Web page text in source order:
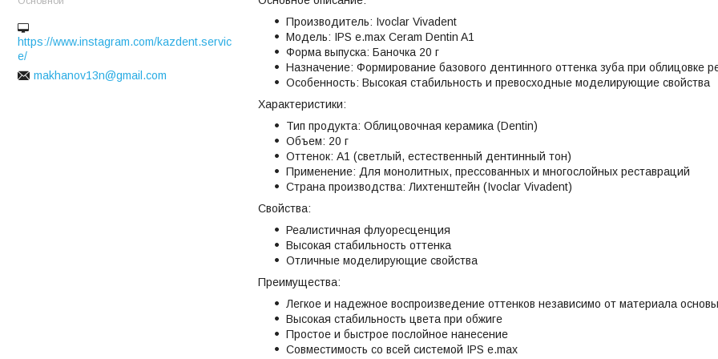
Производитель: Ivoclar Vivadent
Модель: IPS e.max Ceram Dentin A1
Форма выпуска: Баночка 20 г
Назначение: Формирование базового дентинного оттенка зуба при облицовке
Особенность: Высокая стабильность и превосходные моделирующие свойства
Характеристики:
Тип продукта: Облицовочная керамика (Dentin)
Объем: 20 г
Оттенок: A1 (светлый, естественный дентинный тон)
Применение: Для монолитных, прессованных и многослойных реставраций
Страна производства: Лихтенштейн (Ivoclar Vivadent)
Свойства:
Реалистичная флуоресценция
Высокая стабильность оттенка
Отличные моделирующие свойства
Преимущества:
Легкое и надежное воспроизведение оттенков независимо от материала основы
Высокая стабильность цвета при обжиге
Простое и быстрое послойное нанесение
Совместимость со всей системой IPS e.max
https://www.instagram.com/kazdent.servic
e/
makhanov13n@gmail.com